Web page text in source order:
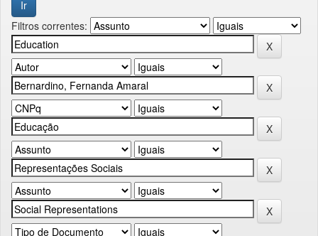
Filtros correntes: